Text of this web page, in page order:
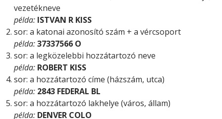
vezetékneve
példa: ISTVAN R KISS
sor: a katonai azonosító szám + a vércsoport
példa:37337566 O
sor: a legközelebbi hozzátartozó neve
példa: ROBERT KISS
sor: a hozzátartozó címe (házszám, utca)
példa: 2843 FEDERAL BL
sor: a hozzátartozó lakhelye (város, állam)
példa: DENVER COLO